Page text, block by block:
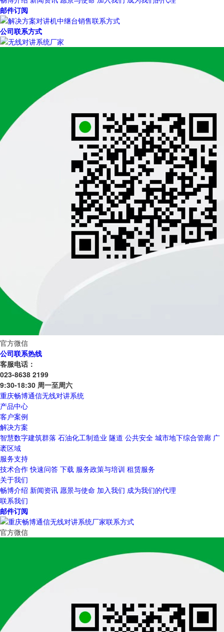
邮件订阅
公司联系方式
官方微信
公司联系热线
客服电话：
023-8638 2199
9:30-18:30 周一至周六
重庆畅博通信无线对讲系统
产品中心
客户案例
解决方案
智慧数字建筑群落 石油化工制造业 隧道 公共安全 城市地下综合管廊 广
袤区域
服务支持
技术合作 快速问答 下载 服务政策与培训 租赁服务
关于我们
畅博介绍 新闻资讯 愿景与使命 加入我们 成为我们的代理
联系我们
邮件订阅
官方微信